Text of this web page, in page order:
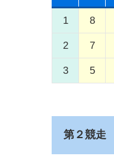
1 8
2 7
3 5
第２競走